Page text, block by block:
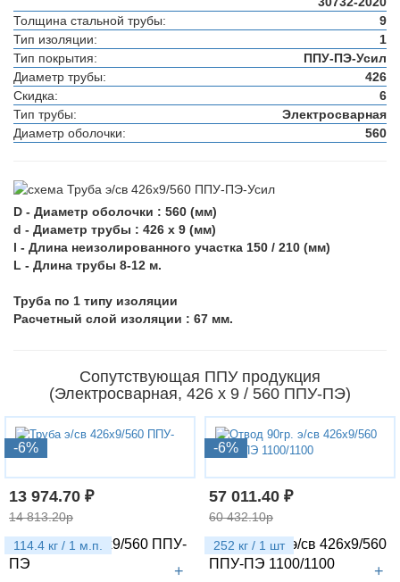
Толщина стальной трубы:
9
Тип изоляции:
1
Тип покрытия:
ППУ-ПЭ-Усил
Диаметр трубы:
426
Скидка:
6
Тип трубы:
Электросварная
Диаметр оболочки:
560
D - Диаметр оболочки : 560 (мм)
d - Диаметр трубы : 426 х 9 (мм)
l - Длина неизолированного участка 150 / 210 (мм)
L - Длина трубы 8-12 м.
Труба по 1 типу изоляции
Расчетный слой изоляции : 67 мм.
Сопутствующая ППУ продукция
(Электросварная, 426 х 9 / 560 ППУ-ПЭ)
-6%
114.4 кг / 1 м.п.
13 974.70 ₽
+
14 813.20р
Труба э/св 426х9/560 ППУ-
ПЭ
-6%
252 кг / 1 шт
57 011.40 ₽
+
60 432.10р
Отвод 90гр. э/св 426х9/560
ППУ-ПЭ 1100/1100